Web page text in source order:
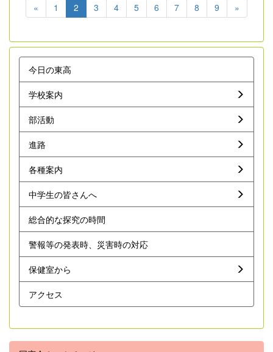
« 1 2 3 4 5 6 7 8 9 »
今日の東高
学校案内
部活動
進路
各種案内
中学生の皆さんへ
総合的な探究の時間
警報等の発表時、災害時の対応
保健室から
アクセス